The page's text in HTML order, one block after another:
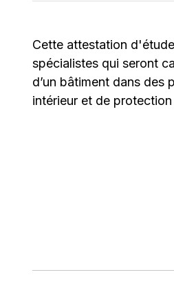
Cette attestation
spécialistes qui seront
d’un bâtiment dans des
intérieur et de protection